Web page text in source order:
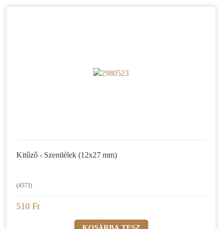
Kitűző - Szentlélek (12x27 mm)
(4573)
510 Ft